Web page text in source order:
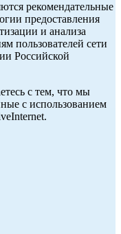
рекомендательные
предоставления
и анализа
пользователей сети
Российской
с тем, что мы
с использованием